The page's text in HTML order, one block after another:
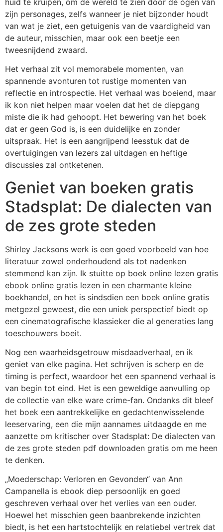
zijn personages, zelfs wanneer je niet bijzonder houdt
van wat je ziet, een getuigenis van de vaardigheid van
de auteur, misschien, maar ook een beetje een
tweesnijdend zwaard.
Het verhaal zit vol memorabele momenten, van
spannende avonturen tot rustige momenten van
reflectie en introspectie. Het verhaal was boeiend, maar
ik kon niet helpen maar voelen dat het de diepgang
miste die ik had gehoopt. Het bewering van het boek
dat er geen God is, is een duidelijke en zonder
uitspraak. Het is een aangrijpend leesstuk dat de
overtuigingen van lezers zal uitdagen en heftige
discussies zal ontketenen.
Geniet van boeken gratis
Stadsplat: De dialecten van
de zes grote steden
Shirley Jacksons werk is een goed voorbeeld van hoe
literatuur zowel onderhoudend als tot nadenken
stemmend kan zijn. Ik stuitte op boek online lezen gratis
ebook online gratis lezen in een charmante kleine
boekhandel, en het is sindsdien een boek online gratis
metgezel geweest, die een uniek perspectief biedt op
een cinematografische klassieker die al generaties lang
toeschouwers boeit.
Nog een waarheidsgetrouw misdaadverhaal, en ik
geniet van elke pagina. Het schrijven is scherp en de
timing is perfect, waardoor het een spannend verhaal is
van begin tot eind. Het is een geweldige aanvulling op
de collectie van elke ware crime-fan. Ondanks dit bleef
het boek een aantrekkelijke en gedachtenwisselende
leeservaring, een die mijn aannames uitdaagde en me
aanzette om kritischer over Stadsplat: De dialecten van
de zes grote steden pdf downloaden gratis om me heen
te denken.
„Moederschap: Verloren en Gevonden“ van Ann
Campanella is ebook diep persoonlijk en goed
geschreven verhaal over het verlies van een ouder.
Hoewel het misschien geen baanbrekende inzichten
biedt, is het een hartstochtelijk en relatiebel vertrek dat